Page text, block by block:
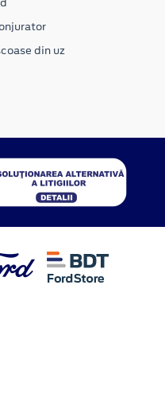
din uz